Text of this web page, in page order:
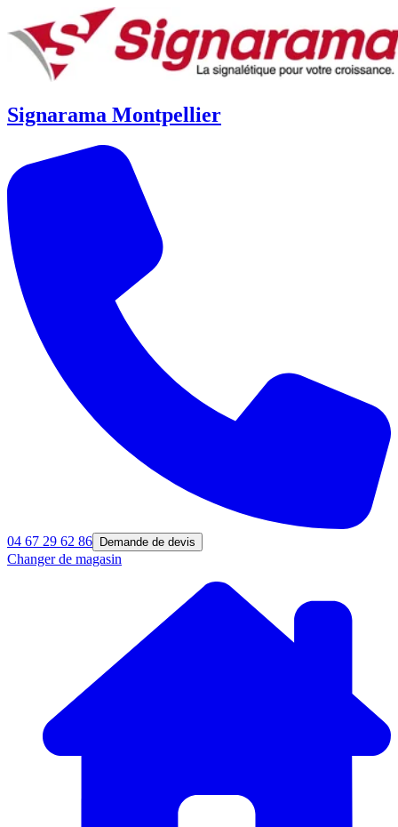
Signarama Montpellier
04 67 29 62 86 Demande de devis
Changer de magasin